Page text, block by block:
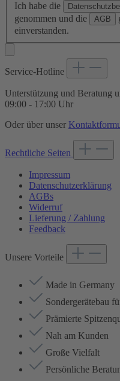
Ich habe die
genommen und die
AGB
einverstanden.
Service-Hotline
Unterstützung und Beratung
09:00 - 17:00 Uhr
Oder über unser
Rechtliche Seiten
Impressum
Datenschutzerklärung
AGBs
Widerruf
Lieferung / Zahlung
Feedback
Unsere Vorteile
Made in Germany
Sondergerätebau
Prämierte
Nah am Kunden
Große Vielfalt
Persönliche